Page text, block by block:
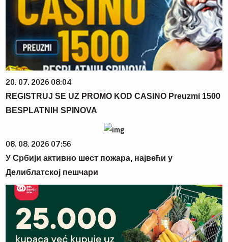
20. 07. 2026 08:04
REGISTRUJ SE UZ PROMO KOD CASINO Preuzmi 1500
BESPLATNIH SPINOVA
08. 08. 2026 07:56
У Србији активно шест пожара, највећи у
Делиблатској пешчари